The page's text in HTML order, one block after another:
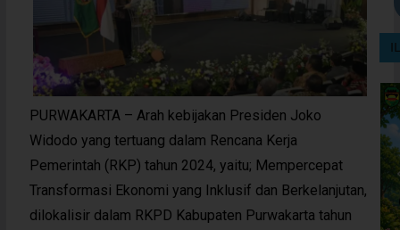
PURWAKARTA – Arah kebijakan Presiden Joko
Widodo yang tertuang dalam Rencana Kerja
Pemerintah (RKP) tahun 2024, yaitu; Mempercepat
Transformasi Ekonomi yang Inklusif dan Berkelanjutan,
dilokalisir dalam RKPD Kabupaten Purwakarta tahun